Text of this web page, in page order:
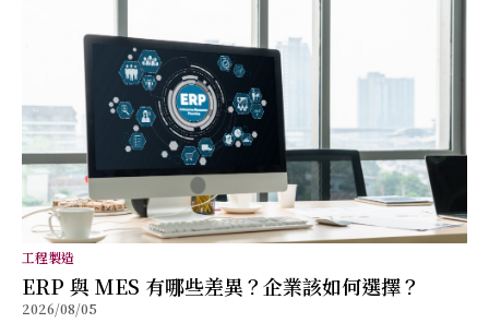
工程製造
ERP 與 MES 有哪些差異？企業該如何選擇？
2026/08/05